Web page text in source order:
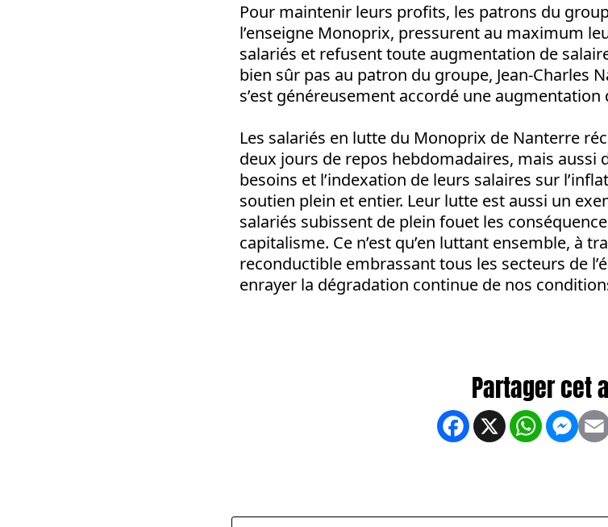
Pour maintenir leurs profits, les patrons du
l’enseigne Monoprix, pressurent au maximum
salariés et refusent toute augmentation de
bien sûr pas au patron du groupe, Jean-Charles
s’est généreusement accordé une augmentation
Les salariés en lutte du Monoprix de Nanterre
deux jours de repos hebdomadaires, mais aussi
besoins et l’indexation de leurs salaires sur
soutien plein et entier. Leur lutte est aussi un
salariés subissent de plein fouet les
capitalisme. Ce n’est qu’en luttant ensemble, à
reconductible embrassant tous les secteurs de
enrayer la dégradation continue de nos
Facebook
X